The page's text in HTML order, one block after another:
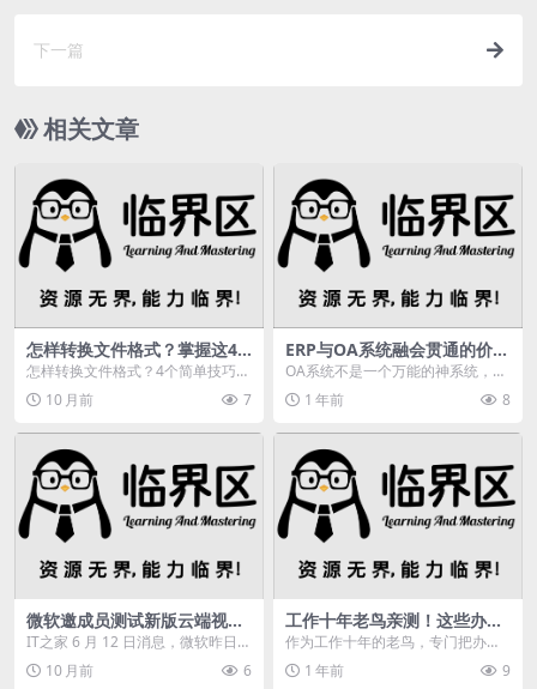
下一篇
相关文章
怎样转换文件格式？掌握这4
个技巧轻松搞定
怎样转换文件格式？4个简单技巧帮
你轻松搞定！在日常职业和生活
中，我们总是会遇到需...
10 月前 7
ERP与OA系统融会贯通的价值
及关系，听听华天动力怎么
说？
OA系统不是一个万能的神系统，但
是在中国企业信息化建设的路上占
据了重要地位。ER...
1 年前 8
微软邀成员测试新版云端视频
编辑工具Clipchamp，简化剪
辑流程
IT之家 6 月 12 日消息，微软昨日
（6 月 11 日）发布博文，邀请 Mi...
10 月前 6
工作十年老鸟亲测！这些办公
软件涵盖所有电脑办公需求
作为工作十年的老鸟，专门把办公
好用软件整理出来分享给值友们，
这些软件一定要试一试...
1 年前 9